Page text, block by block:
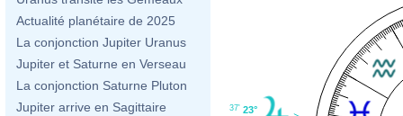
Actualité planétaire de 2025
La conjonction Jupiter Uranus
Jupiter et Saturne en Verseau
La conjonction Saturne Pluton
Jupiter arrive en Sagittaire
23°
37'